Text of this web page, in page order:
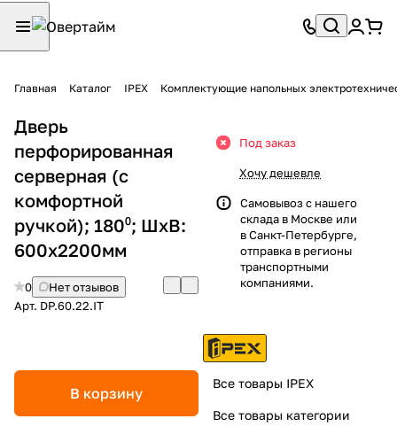
Главная Каталог IPEX Комплектующие напольных
Дверь
перфорированная
серверная (с
комфортной
ручкой); 180⁰; ШхВ:
600х2200мм
0
Нет отзывов
Арт. DP.60.22.IT
В корзину
Под заказ
Хочу дешевле
Самовывоз с нашего
склада в Москве или
в Санкт-Петербурге,
отправка в регионы
транспортными
компаниями.
Все товары IPEX
Все товары категории